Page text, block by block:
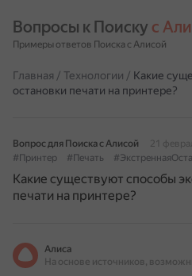
Вопросы к Поиску с
Примеры ответов Поиска с Алисой
Главная / Технологии / Какие
остановки печати на принтере?
Вопрос для Поиска с Алисой
21
#Принтер
#Печать
Какие существуют способы
печати на принтере?
Алиса